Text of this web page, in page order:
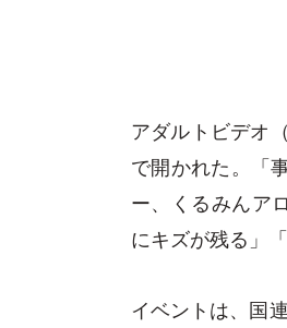
アダルトビデオ
で開かれた。「
ー、くるみんア
にキズが残る」
イベントは、国